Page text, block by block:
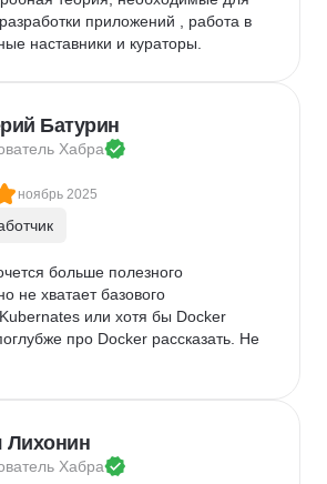
приложений , работа в
наставники и кураторы.
Батурин
Хабра
ноябрь 2025
больше полезного
не хватает базового
или хотя бы Docker
про Docker рассказать. Не
Лихонин
Хабра